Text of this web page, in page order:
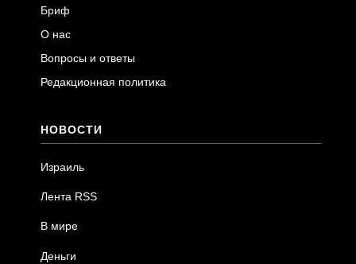
Бриф
О нас
Вопросы и ответы
Редакционная политика
НОВОСТИ
Израиль
Лента RSS
В мире
Деньги